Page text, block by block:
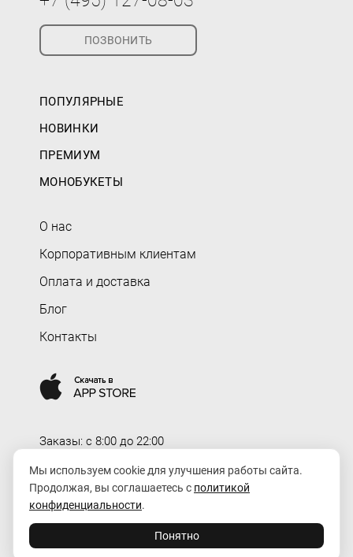
ПОЗВОНИТЬ
ПОПУЛЯРНЫЕ
НОВИНКИ
ПРЕМИУМ
МОНОБУКЕТЫ
О нас
Корпоративным клиентам
Оплата и доставка
Блог
Контакты
Заказы: c 8:00 до 22:00
Доставка: c 8:00 до 00:00
order@rozaexpress.ru
Мы используем cookie для улучшения работы сайта.
Продолжая, вы соглашаетесь с политикой
конфиденциальности.
Понятно